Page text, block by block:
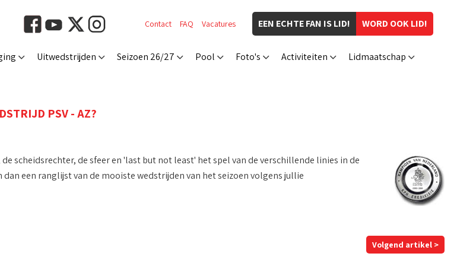
WORD OOK LID!
EEN ECHTE FAN IS LID!
Contact FAQ Vacatures
Uitwedstrijden Seizoen 26/27 Pool Foto's Activiteiten Lidmaatschap
PSV - AZ?
scheidsrechter, de sfeer en 'last but not least' het spel van de verschillende linies in de
dan een ranglijst van de mooiste wedstrijden van het seizoen volgens jullie
Volgend artikel >